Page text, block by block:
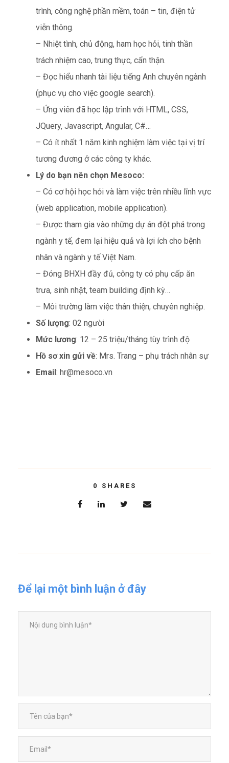
trình, công nghệ phần mềm, toán – tin, điện tử
viễn thông.
– Nhiệt tình, chủ động, ham học hỏi, tinh thần
trách nhiệm cao, trung thực, cẩn thận.
– Đọc hiểu nhanh tài liệu tiếng Anh chuyên ngành
(phục vụ cho việc google search).
– Ứng viên đã học lập trình với HTML, CSS,
JQuery, Javascript, Angular, C#…
– Có ít nhất 1 năm kinh nghiệm làm việc tại vị trí
tương đương ở các công ty khác.
Lý do bạn nên chọn Mesoco:
– Có cơ hội học hỏi và làm việc trên nhiều lĩnh vực
(web application, mobile application).
– Được tham gia vào những dự án đột phá trong
ngành y tế, đem lại hiệu quả và lợi ích cho bệnh
nhân và ngành y tế Việt Nam.
– Đóng BHXH đầy đủ, công ty có phụ cấp ăn
trưa, sinh nhật, team building định kỳ…
– Môi trường làm việc thân thiện, chuyên nghiệp.
Số lượng: 02 người
Mức lương: 12 – 25 triệu/tháng tùy trình độ
Hồ sơ xin gửi về: Mrs. Trang – phụ trách nhân sự
Email: hr@mesoco.vn
0 SHARES
Để lại một bình luận ở đây